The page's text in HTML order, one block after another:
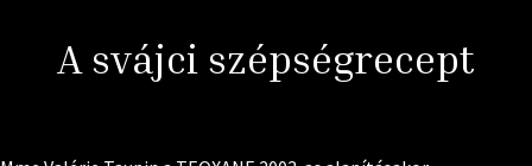
A svájci szépségrecept